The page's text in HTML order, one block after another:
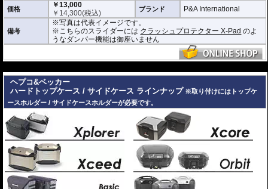
価格
￥13,000
￥ 14,300(税込) ブランド P&A International
備考
※写真は代表イメージです。
※こちらのスライダーには クラッシュプロテクター X-Pad のよ
うなダンパー機能は御座いません
ヘプコ&ベッカー
ハードトップケース / サイドケース ラインナップ ※取り付けにはトップケ
ースホルダー / サイドケースホルダーが必要です。